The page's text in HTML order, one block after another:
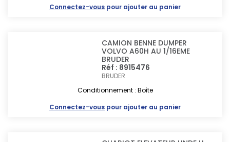
Connectez-vous pour ajouter au panier
CAMION BENNE DUMPER
VOLVO A60H AU 1/16EME
BRUDER
Réf : 8915476
BRUDER
Conditionnement : Boîte
Connectez-vous pour ajouter au panier